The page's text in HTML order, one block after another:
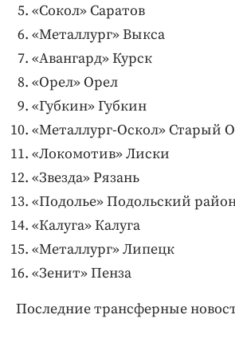
«Сокол» Саратов
«Металлург» Выкса
«Авангард» Курск
«Орел» Орел
«Губкин» Губкин
«Металлург-Оскол» Старый
«Локомотив» Лиски
«Звезда» Рязань
«Подолье» Подольский
«Калуга» Калуга
«Металлург» Липецк
«Зенит» Пенза
Последние трансферные